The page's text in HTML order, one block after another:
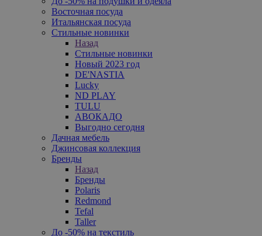
Восточная посуда
Итальянская посуда
Стильные новинки
Назад
Стильные новинки
Новый 2023 год
DE'NASTIA
Lucky
ND PLAY
TULU
АВОКАДО
Выгодно сегодня
Дачная мебель
Джинсовая коллекция
Бренды
Назад
Бренды
Polaris
Redmond
Tefal
Taller
До -50% на текстиль